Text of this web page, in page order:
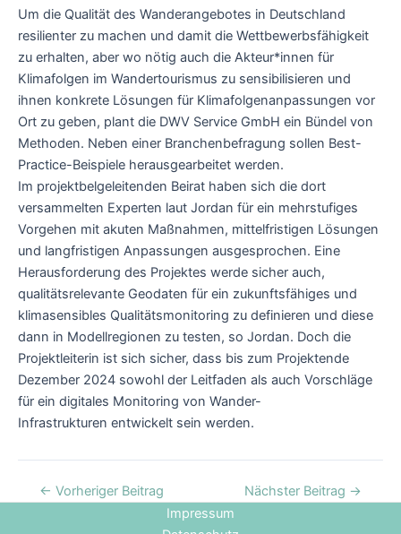
Um die Qualität des Wanderangebotes in Deutschland
resilienter zu machen und damit die Wettbewerbsfähigkeit
zu erhalten, aber wo nötig auch die Akteur*innen für
Klimafolgen im Wandertourismus zu sensibilisieren und
ihnen konkrete Lösungen für Klimafolgenanpassungen vor
Ort zu geben, plant die DWV Service GmbH ein Bündel von
Methoden. Neben einer Branchenbefragung sollen Best-
Practice-Beispiele herausgearbeitet werden.
Im projektbelgeleitenden Beirat haben sich die dort
versammelten Experten laut Jordan für ein mehrstufiges
Vorgehen mit akuten Maßnahmen, mittelfristigen Lösungen
und langfristigen Anpassungen ausgesprochen. Eine
Herausforderung des Projektes werde sicher auch,
qualitätsrelevante Geodaten für ein zukunftsfähiges und
klimasensibles Qualitätsmonitoring zu definieren und diese
dann in Modellregionen zu testen, so Jordan. Doch die
Projektleiterin ist sich sicher, dass bis zum Projektende
Dezember 2024 sowohl der Leitfaden als auch Vorschläge
für ein digitales Monitoring von Wander-
Infrastrukturen entwickelt sein werden.
← Vorheriger Beitrag Nächster Beitrag →
Impressum